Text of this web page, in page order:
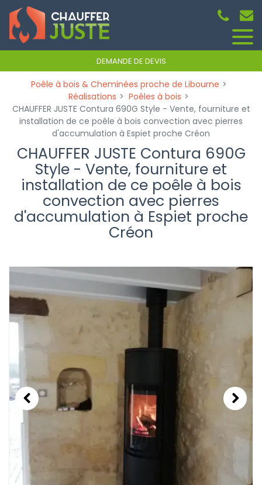
DEMANDE DE DEVIS
Poêle à bois & Cheminées proche de Libourne
Réalisations
Poêles à bois
CHAUFFER JUSTE Contura 690G Style - Vente, fourniture et
installation de ce poêle à bois convection avec pierres
d'accumulation à Espiet proche Créon
CHAUFFER JUSTE Contura 690G
Style - Vente, fourniture et
installation de ce poêle à bois
convection avec pierres
d'accumulation à Espiet proche
Créon
Previous
Panneau de gestion des cookies